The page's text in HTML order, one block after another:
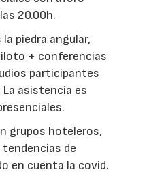
20.00h.
la piedra angular,
+ conferencias
participantes
La asistencia es
grupos hoteleros,
de
en cuenta la covid.